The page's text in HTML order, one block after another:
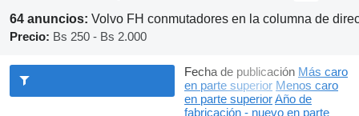
64 anuncios: Volvo FH conmutadores en la columna de
Precio: Bs 250 - Bs 2.000
Fecha de publicación Más caro
en parte superior Menos caro
en parte superiorAño de
fabricación - nuevo en parte